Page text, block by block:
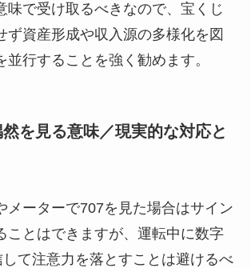
味で受け取るべきなので、宝くじ
ず資産形成や収入源の多様化を図
並行することを強く勧めます。
を見る意味／現実的な対応と
メーターで707を見た場合はサイン
ことはできますが、運転中に数字
して注意力を落とすことは避けるべ